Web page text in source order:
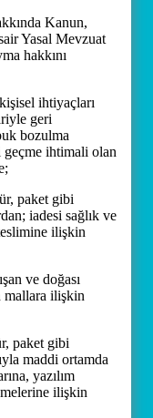
Kanun,
Yasal Mevzuat
hakkını
ihtiyaçları
geri
bozulma
ihtimali olan
paket gibi
iadesi sağlık ve
ilişkin
ve doğası
mallara ilişkin
paket gibi
maddi ortamda
yazılım
ilişkin